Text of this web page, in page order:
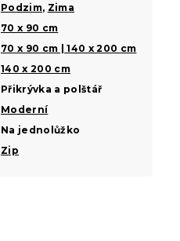
Podzim, Zima
70 x 90 cm
70 x 90 cm | 140 x 200 cm
140 x 200 cm
Přikrývka a polštář
Moderní
Na jednolůžko
Zip